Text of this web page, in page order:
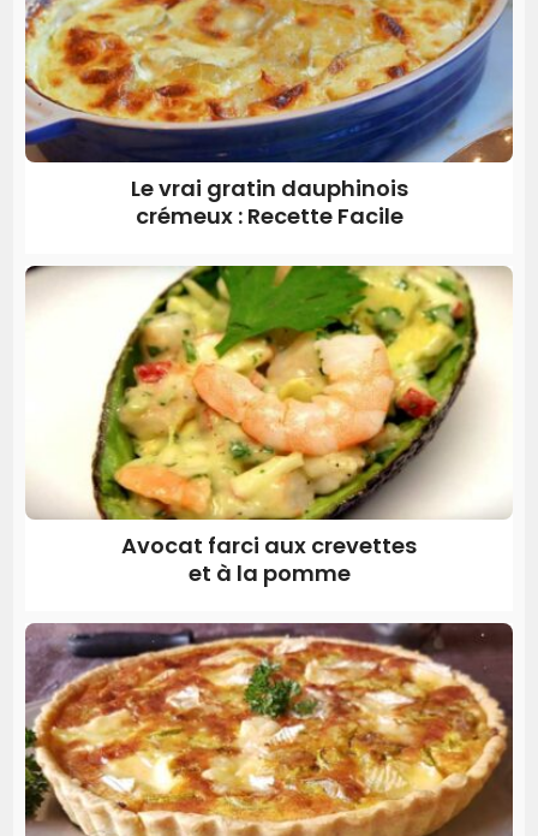
Le vrai gratin dauphinois
crémeux : Recette Facile
Avocat farci aux crevettes
et à la pomme